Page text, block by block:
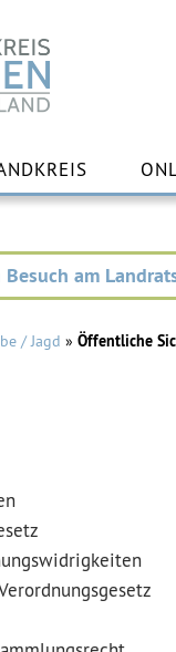
Besuch am
/ Jagd » Öffentliche